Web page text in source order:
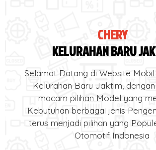
CHERY
KELURAHAN BARU
Selamat Datang di Website
Kelurahan Baru Jaktim,
macam pilihan Model yang
Kebutuhan berbagai jenis
terus menjadi pilihan yang
Otomotif Indonesia